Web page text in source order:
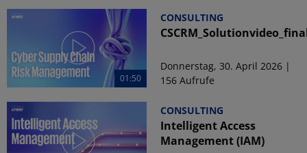
01:50
CONSULTING
Donnerstag, 30. April 2026 |
156 Aufrufe
CONSULTING
Intelligent Access
Management (IAM)